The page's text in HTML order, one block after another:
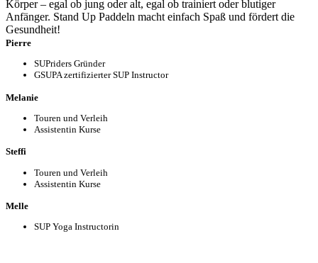
Körper – egal ob jung oder alt, egal ob trainiert oder blutiger
Anfänger. Stand Up Paddeln macht einfach Spaß und fördert die
Gesundheit!
Pierre
SUPriders Gründer
GSUPA zertifizierter SUP Instructor
Melanie
Touren und Verleih
Assistentin Kurse
Steffi
Touren und Verleih
Assistentin Kurse
Melle
SUP Yoga Instructorin